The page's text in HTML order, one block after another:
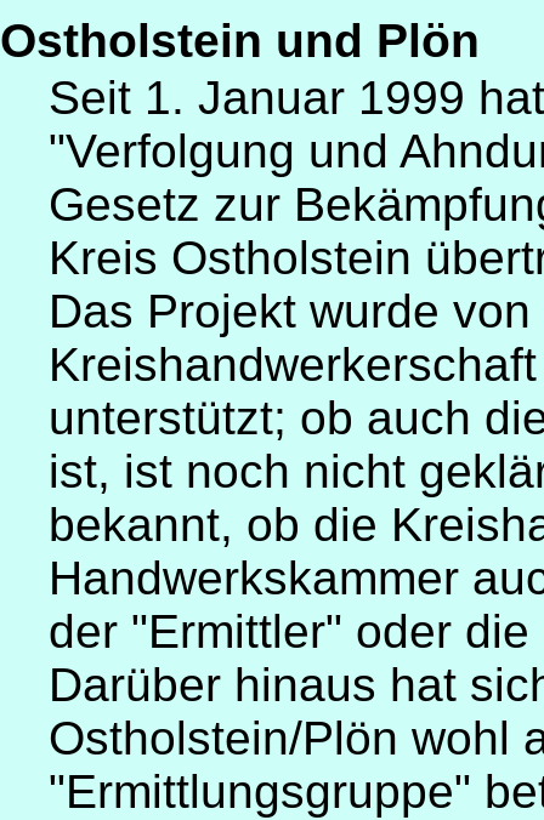
Ostholstein und Plön
Seit 1. Januar 1999
"Verfolgung und
Gesetz zur
Kreis Ostholstein
Das Projekt wurde
unterstützt; ob auch
ist, ist noch nicht
bekannt, ob die
Handwerkskammer
der "Ermittler" oder
Darüber hinaus hat
Ostholstein/Plön wohl
"Ermittlungsgruppe"